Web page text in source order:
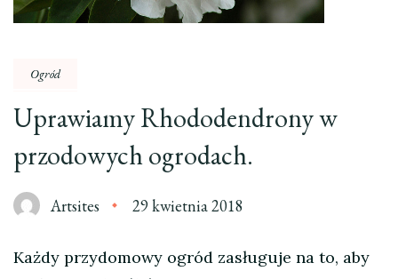
Ogród
Uprawiamy Rhododendrony w
przodowych ogrodach.
Artsites 29 kwietnia 2018
Każdy przydomowy ogród zasługuje na to, aby